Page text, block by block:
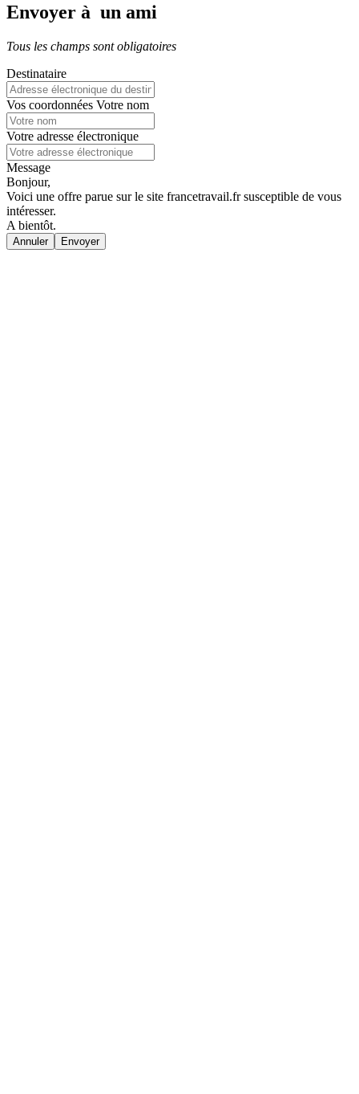
Envoyer à un ami
Tous les champs sont obligatoires
Destinataire
Vos coordonnées Votre nom
Votre adresse électronique
Message
Bonjour,
Voici une offre parue sur le site francetravail.fr susceptible de vous
intéresser.
A bientôt.
Annuler